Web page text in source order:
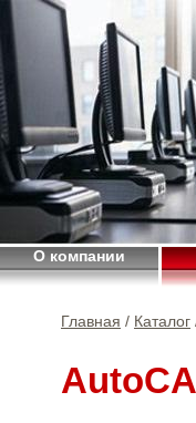
О компании
Главная / Каталог